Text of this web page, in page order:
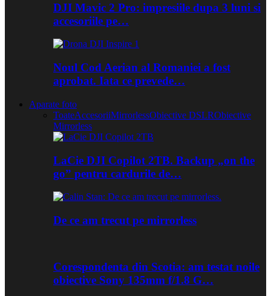
DJI Mavic 2 Pro: impresiile dupa 3 luni si
accesoriile pe…
Noul Cod Aerian al Romaniei a fost
aprobat. Iata ce prevede…
Aparate foto
ToateAccesoriiMirrorlessObiective DSLRObiective
Mirrorless
LaCie DJI Copilot 2TB. Backup „on the
go” pentru cardurile de…
De ce am trecut pe mirrorless
Corespondenta din Scotia: am testat noile
obiective Sony 135mm f/1.8 G…